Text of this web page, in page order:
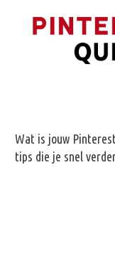
Wat is jouw
tips die je snel